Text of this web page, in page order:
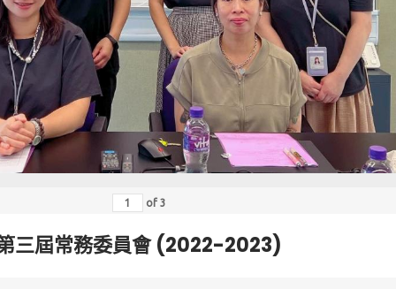
of 3
三屆常務委員會 (2022-2023)